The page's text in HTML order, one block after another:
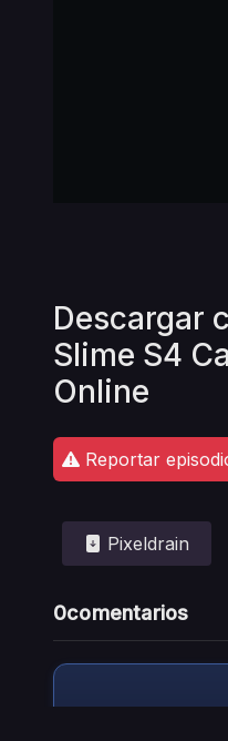
Descargar
Slime S4
Online
Reportar
Pixeldrain
0comentarios